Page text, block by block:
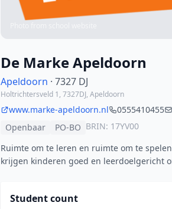
De Marke Apeldoorn
Apeldoorn · 7327 DJ
Holtrichtersveld 1, 7327DJ, Apeldoorn
www.marke-apeldoorn.nl 0555410455
Openbaar
PO-BO BRIN: 17YV00
Ruimte om te leren en ruimte om te
krijgen kinderen goed en leerdoelgericht
Student count